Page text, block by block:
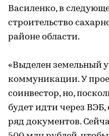
Василенко, в
строительство
районе области.
«Выделен земельный
коммуникации. У
соинвестор, но,
будет идти через
ряд документов.